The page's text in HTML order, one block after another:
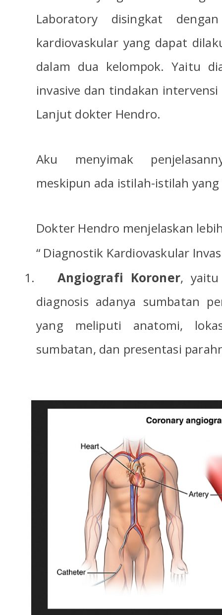
Laboratory disingkat
kardiovaskular yang dapat
dalam dua kelompok. Yaitu
invasive dan tindakan
Lanjut dokter Hendro.
Aku menyimak
meskipun ada istilah-istilah
Dokter Hendro menjelaskan
“ Diagnostik Kardiovaskular
1.
Angiografi Koroner, yaitu
diagnosis adanya sumbatan
yang meliputi anatomi,
sumbatan, dan presentasi